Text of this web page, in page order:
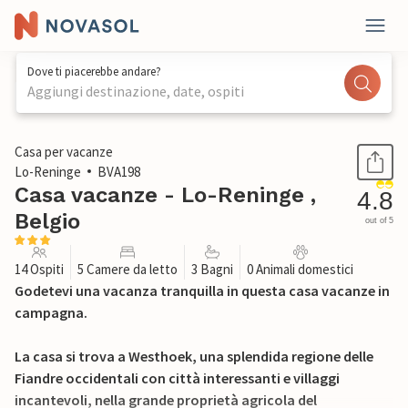
Dove ti piacerebbe andare?
Aggiungi destinazione, date, ospiti
1 / 41
Casa per vacanze
Lo-Reninge
BVA198
Casa vacanze - Lo-Reninge ,
Belgio
4.8
out of 5
14 Ospiti 5 Camere da letto 3 Bagni 0 Animali domestici
Godetevi una vacanza tranquilla in questa casa vacanze in
campagna.
La casa si trova a Westhoek, una splendida regione delle
Fiandre occidentali con città interessanti e villaggi
incantevoli, nella grande proprietà agricola del